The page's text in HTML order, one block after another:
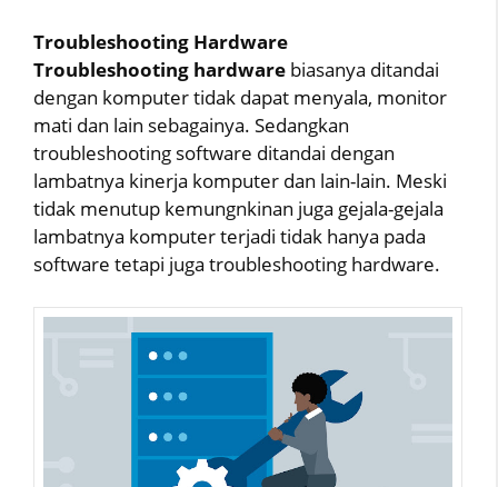
Troubleshooting Hardware
Troubleshooting hardware biasanya ditandai
dengan komputer tidak dapat menyala, monitor
mati dan lain sebagainya. Sedangkan
troubleshooting software ditandai dengan
lambatnya kinerja komputer dan lain-lain. Meski
tidak menutup kemungnkinan juga gejala-gejala
lambatnya komputer terjadi tidak hanya pada
software tetapi juga troubleshooting hardware.